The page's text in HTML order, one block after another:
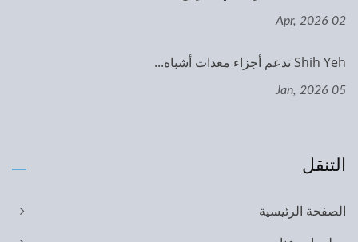
02 Apr, 2026
Shih Yeh تدعم أجزاء معدات أشباه...
05 Jan, 2026
التنقل
الصفحة الرئيسية